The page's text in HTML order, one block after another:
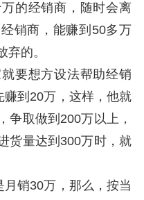
的经销商，随时会离
销商，能赚到50多万
的。
要想方设法帮助经销
到20万，这样，他就
争取做到200万以上，
货量达到300万时，就
销30万，那么，按当